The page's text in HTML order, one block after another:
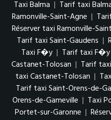
Taxi Balma | Tarif taxi
Ramonville-Saint-Agne |
Réserver taxi Ramonville-
Tarif taxi Saint-Gaudens |
Taxi F�y | Tarif taxi F�y
Castanet-Tolosan | Tarif
taxi Castanet-Tolosan |
Tarif taxi Saint-Orens-de-
Orens-de-Gameville | Taxi
Portet-sur-Garonne |